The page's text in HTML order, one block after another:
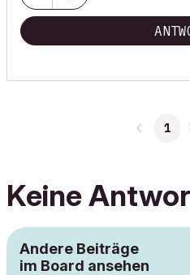
1
Keine
Andere Beiträge
im Board ansehen